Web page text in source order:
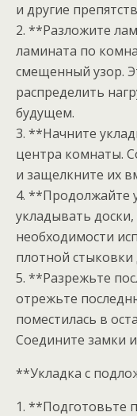
и другие
2. **Разложите
ламината по
смещенный узор.
распределить
будущем.
3. **Начните
центра комнаты.
и защелкните их
4. **Продолжайте
укладывать
необходимости
плотной стыковки
5. **Разрежьте
отрежьте
поместилась в
Соедините замки
**Укладка с
1. **Подготовьте